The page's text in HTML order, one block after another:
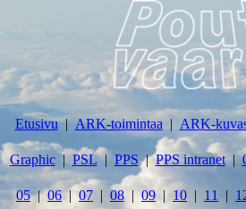
Etusivu ARK-toimintaa ARK-
Graphic PSL PPS PPS intranet
05 06 07 08 09 10 11